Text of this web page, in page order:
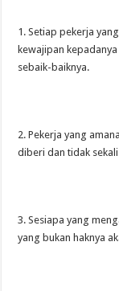
1. Setiap pekerja
kewajipan
sebaik-baiknya.
2. Pekerja yang
diberi dan tidak
3. Sesiapa yang
yang bukan haknya